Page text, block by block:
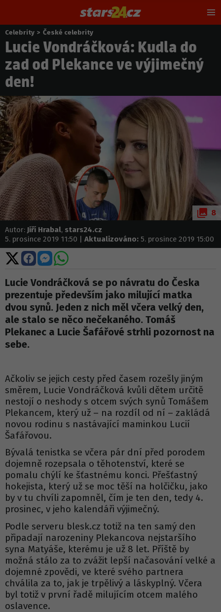
Nacházíte
se
zde:
Celebrity > České celebrity
Lucie Vondráčková: Kudla do
zad od Plekance ve výjimečný
den!
8
Autor: Jiří Hrabal, stars24.cz
5. prosince 2019 11:50 | Aktualizováno: 5. prosince 2019 15:00
Sdílet
na
X
Sdílet
na
Facebooku
Sdílet
na
Messengeru
Sdílet
WhatsApp
Lucie Vondráčková se po návratu do Česka
prezentuje především jako milující matka
dvou synů. Jeden z nich měl včera velký den,
ale stalo se něco nečekaného. Tomáš
Plekanec a Lucie Šafářové strhli pozornost na
sebe.
Ačkoliv se jejich cesty před časem rozešly jiným
směrem, Lucie Vondráčková kvůli dětem určitě
nestojí o neshody s otcem svých synů Tomášem
Plekancem, který už – na rozdíl od ní – zakládá
novou rodinu s nastávající maminkou Lucií
Šafářovou.
Bývalá tenistka se včera pár dní před porodem
dojemně rozepsala o těhotenství, které se
pomalu chýlí ke šťastnému konci. Přešťastný
hokejista, který už se moc těší na holčičku, jako
by v tu chvíli zapomněl, čím je ten den, tedy 4.
prosinec, v jeho kalendáři výjimečný.
Podle serveru blesk.cz totiž na ten samý den
připadají narozeniny Plekancova nejstaršího
syna Matyáše, kterému je už 8 let. Příště by
možná stálo za to zvážit lepší načasování velké a
dojemné zpovědi, ve které svého partnera
chválila za to, jak je trpělivý a láskyplný. Včera
byl totiž v první řadě milujícím otcem malého
oslavence.